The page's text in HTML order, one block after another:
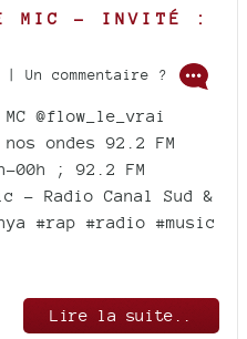
MIC - INVITÉ :
| Un commentaire ?
@flow_le_vrai
ondes 92.2 FM
00h ; 92.2 FM
– Radio Canal Sud &
#rap #radio #music
Lire la suite..